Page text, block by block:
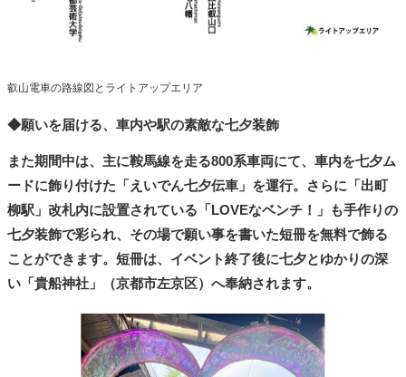
叡山電車の路線図とライトアップエリア
◆願いを届ける、車内や駅の素敵な七夕装飾
また期間中は、主に鞍馬線を走る800系車両にて、車内を七夕ム
ードに飾り付けた「えいでん七夕伝車」を運行。さらに「出町
柳駅」改札内に設置されている「LOVEなベンチ！」も手作りの
七夕装飾で彩られ、その場で願い事を書いた短冊を無料で飾る
ことができます。短冊は、イベント終了後に七夕とゆかりの深
い「貴船神社」（京都市左京区）へ奉納されます。